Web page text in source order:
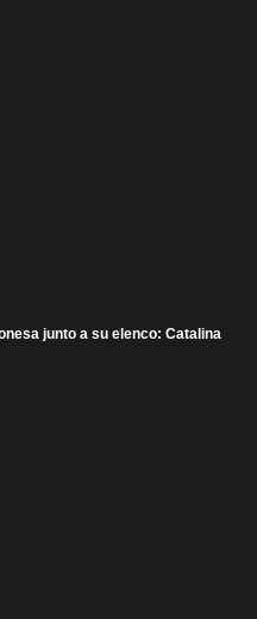
junto a su elenco: Catalina